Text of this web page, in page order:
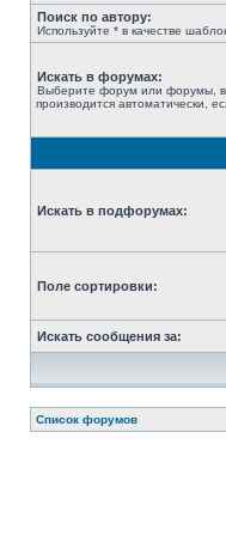
Поиск по автору:
Используйте * в качестве
Искать в форумах:
Выберите форум или форумы, в
производится автоматически,
Искать в подфорумах:
Поле сортировки:
Искать сообщения за:
Список форумов